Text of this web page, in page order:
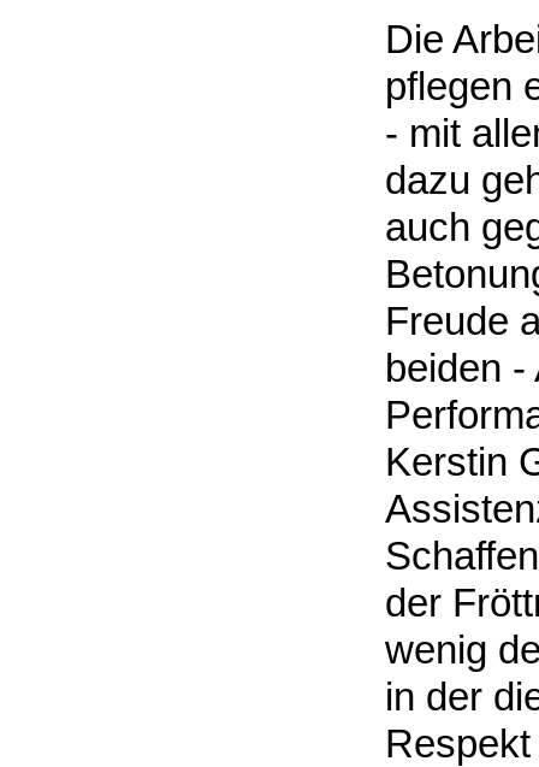
Die
pflegen
- mit
dazu
auch
Freude
beiden -
Kerstin
der
wenig
in der